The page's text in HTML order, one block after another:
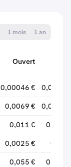
1 mois 1 an
Ouvert
0,00046 €
0,0069 €
0,011 €
0,0025 €
0,055 €